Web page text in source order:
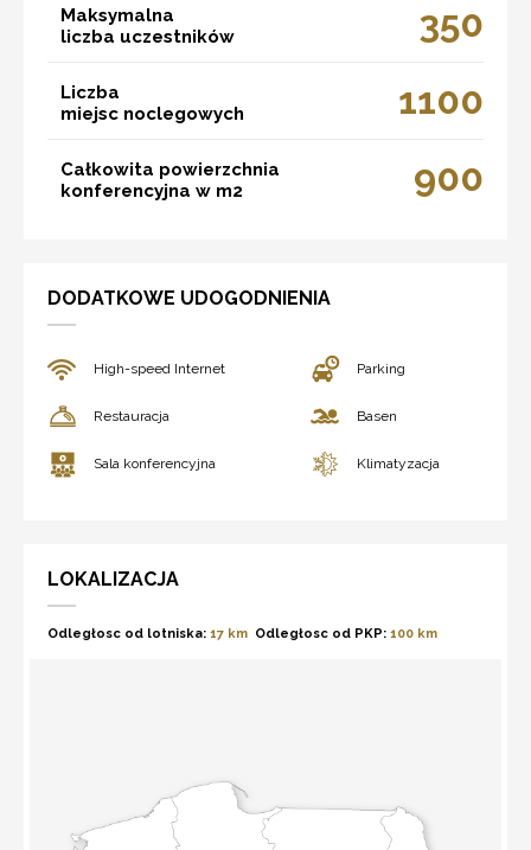
Maksymalna
liczba uczestników
350
Liczba
miejsc noclegowych
1100
Całkowita powierzchnia
konferencyjna w m2
900
DODATKOWE UDOGODNIENIA
High-speed Internet Parking
Restauracja Basen
Sala konferencyjna Klimatyzacja
LOKALIZACJA
Odległosc od lotniska: 17 km Odległosc od PKP: 100 km